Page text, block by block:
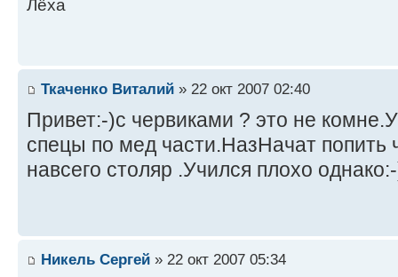
Лёха
Ткаченко Виталий » 22 окт 2007 02:40
Привет:-)с червиками ? это не
спецы по мед части.НазНачат попить
навсего столяр .Учился плохо
Никель Сергей » 22 окт 2007 05:34